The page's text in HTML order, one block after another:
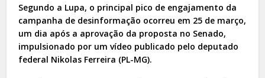
Segundo a Lupa, o principal pico de engajamento da
campanha de desinformação ocorreu em 25 de março,
um dia após a aprovação da proposta no Senado,
impulsionado por um vídeo publicado pelo deputado
federal Nikolas Ferreira (PL-MG).